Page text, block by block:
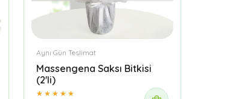
Aynı Gün Teslimat
Massengena Saksı Bitkisi
(2'li)